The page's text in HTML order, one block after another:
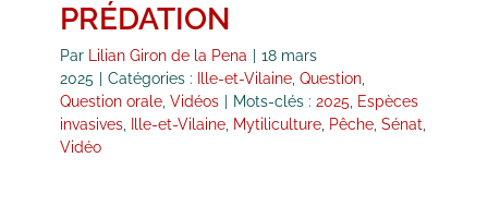
PRÉDATION
Par Lilian Giron de la Pena
18 mars
2025
Catégories : Ille-et-Vilaine, Question,
Question orale, Vidéos Mots-clés : 2025, Espèces
invasives, Ille-et-Vilaine, Mytiliculture, Pêche, Sénat,
Vidéo